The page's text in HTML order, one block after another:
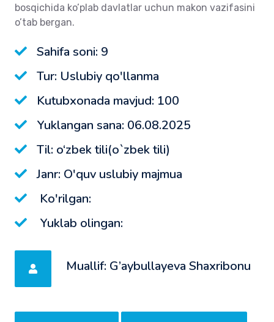
bosqichida ko’plab davlatlar uchun makon vazifasini
o’tab bergan.
Sahifa soni: 9
Tur: Uslubiy qo'llanma
Kutubxonada mavjud: 100
Yuklangan sana: 06.08.2025
Til: o‘zbek tili(o`zbek tili)
Janr: O'quv uslubiy majmua
Ko'rilgan:
Yuklab olingan:
Muallif: G’aybullayeva Shaxribonu